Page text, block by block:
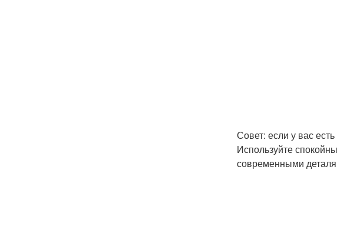
Совет: если у вас
Используйте
современными